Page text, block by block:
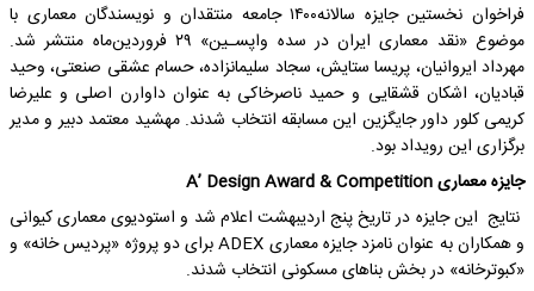
فراخوان نخستین جایزه سالانه۱۴۰۰ جامعه منتقدان و نویسندگان معماری با
موضوع «نقد معماری ایران در سده واپسـین» ۲۹ فروردین‌ماه منتشر شد.
مهرداد ایروانیان، پریسا ستایش، سجاد سلیمانزاده، حسام عشقی صنعتی، وحید
قبادیان، اشکان قشقایی و حمید ناصرخاکی به عنوان داوارن اصلی و علیرضا
کریمی کلور داور جایگزین این مسابقه انتخاب شدند. مهشید معتمد دبیر و مدیر
برگزاری این رویداد بود.
جایزه معماری A’ Design Award & Competition
نتایج این جایزه در تاریخ پنج اردیبهشت اعلام شد و استودیوی معماری کیوانی
و همکاران به عنوان نامزد جایزه معماری ADEX برای دو پروژه «پردیس خانه» و
«کبوترخانه» در بخش بناهای مسکونی انتخاب شدند.